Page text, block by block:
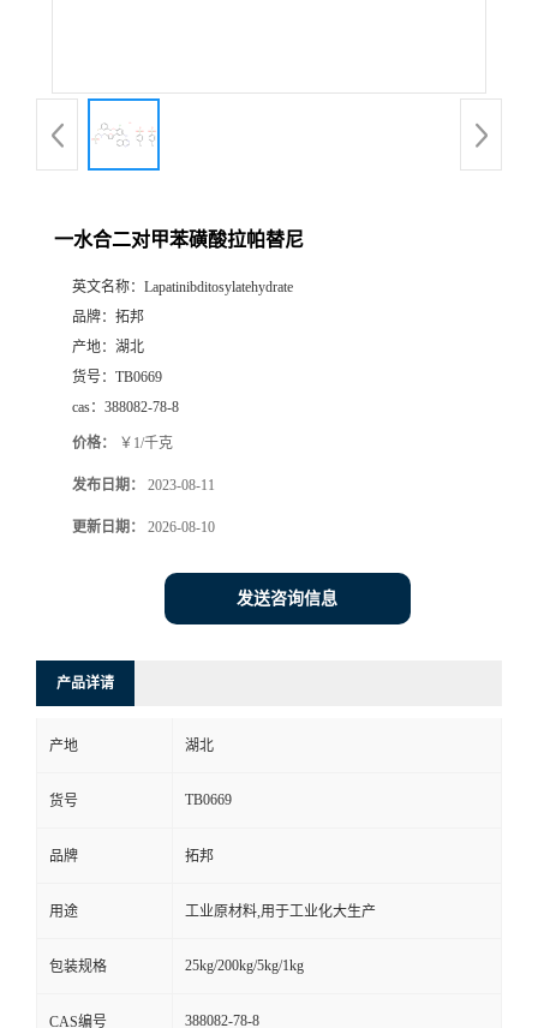
一水合二对甲苯磺酸拉帕替尼
英文名称： Lapatinibditosylatehydrate
品牌： 拓邦
产地： 湖北
货号： TB0669
cas： 388082-78-8
价格： ￥1/千克
发布日期： 2023-08-11
更新日期： 2026-08-10
发送咨询信息
产品详请
产地 湖北
货号 TB0669
品牌 拓邦
用途 工业原材料,用于工业化大生产
包装规格 25kg/200kg/5kg/1kg
CAS编号 388082-78-8